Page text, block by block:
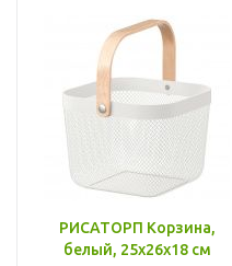
РИСАТОРП Корзина,
белый, 25x26x18 см